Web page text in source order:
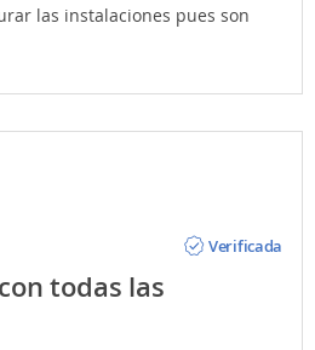
las instalaciones pues son
Verificada
todas las